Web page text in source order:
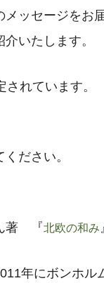
ッセージをお
いたします。
れています。
ださい。
著 『北欧の和み
年にボンホル